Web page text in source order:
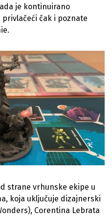
je kontinuirano
čak i poznate
strane vrhunske ekipe u
koja uključuje dizajnerski
Corentina Lebrata